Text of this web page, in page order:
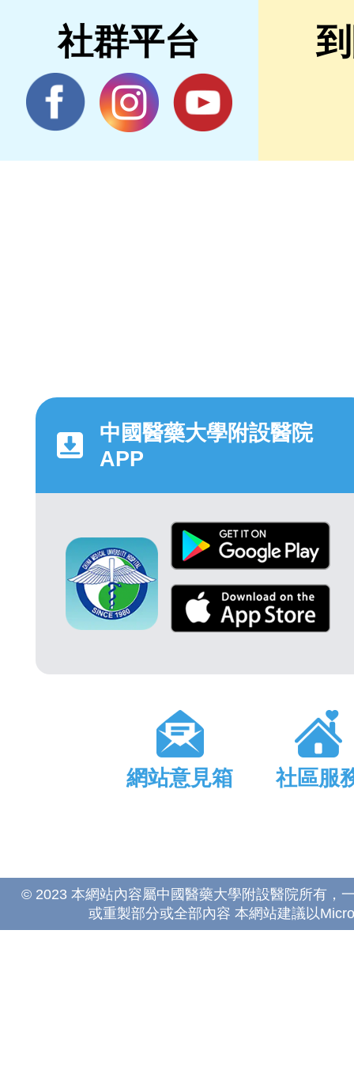
社群平台
中國醫藥大學附設醫院
APP
網站意見箱 社區服
© 2023 本網站內容屬中國醫藥大學附設醫院所有，
或重製部分或全部內容 本網站建議以